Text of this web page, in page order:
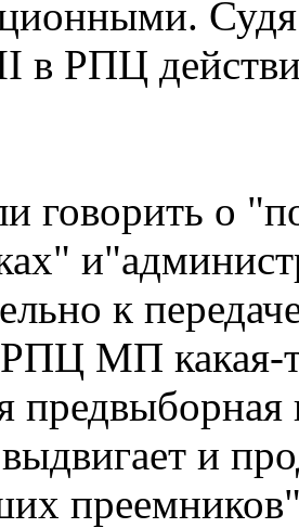
в РПЦ
говорить о
к
МП какая-
и